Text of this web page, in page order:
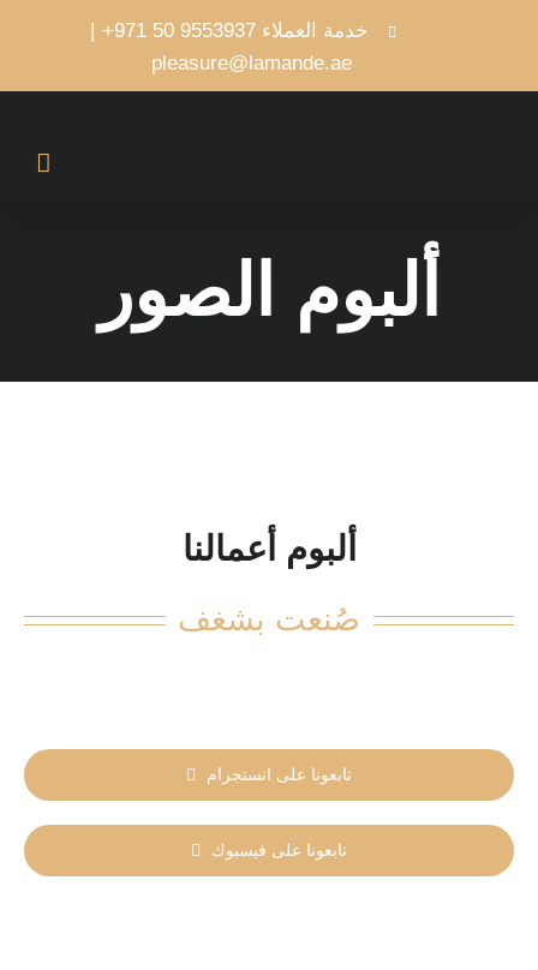
خدمة العملاء 9553937 50 971+
pleasure@lamande.ae
ألبوم الصور
ألبوم أعمالنا
صُنعت بشغف
تابعونا على انستجرام
تابعونا على فيسبوك